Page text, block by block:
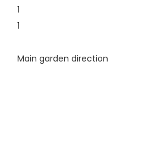
1
1
Main garden direction